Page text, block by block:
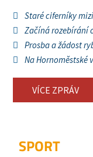
Staré ciferníky
Začíná rozebírání
Prosba a žádost
Na Hornoměstské
VÍCE ZPRÁV
SPORT